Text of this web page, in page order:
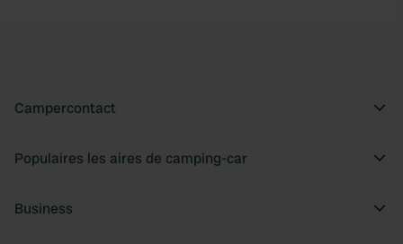
Campercontact
Populaires les aires de camping-car
Business